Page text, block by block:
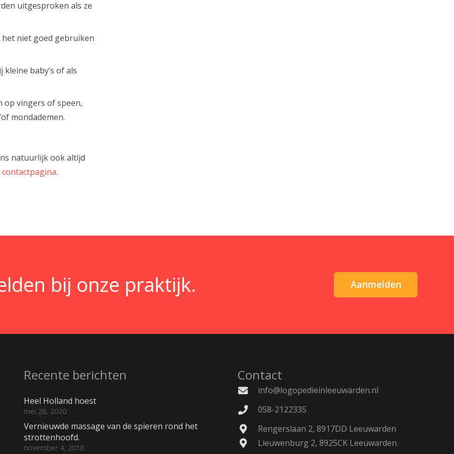
uitgesproken als ze
niet goed gebruiken
baby’s of als
op vingers of speen,
mondademen.
natuurlijk ook altijd
contactpagina.
bij onze praktijk. Aanmelden
Recente berichten
Heel Holland hoest
mei 28, 2020
Vernieuwde massage van de spieren rond het
strottenhoofd.
november 4, 2018
Contact
info@logopedieinleeuwarden.nl
058-2122335
Rengerslaan 2, 8917DD Leeuwarden
Lieuwenburg 2, 8925CK Leeuwarden.